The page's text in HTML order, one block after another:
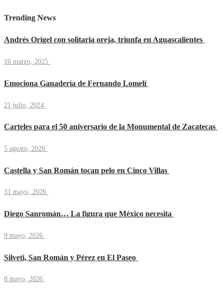
Trending News
Andrés Origel con solitaria oreja, triunfa en Aguascalientes
16 marzo, 2025
Emociona Ganadería de Fernando Lomelí
21 julio, 2024
Carteles para el 50 aniversario de la Monumental de Zacatecas
5 agosto, 2026
Castella y San Román tocan pelo en Cinco Villas
31 mayo, 2026
Diego Sanromán… La figura que México necesita
9 mayo, 2026
Silveti, San Román y Pérez en El Paseo
8 mayo, 2026